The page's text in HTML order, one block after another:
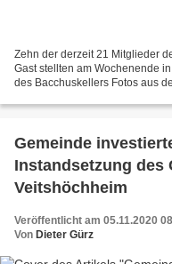
Zehn der derzeit 21 Mitglieder
Gast stellten am Wochenende
des Bacchuskellers Fotos aus
Gemeinde
Instandsetzung des
Veitshöchheim
Veröffentlicht am 05.11.2020
Von Dieter Gürz